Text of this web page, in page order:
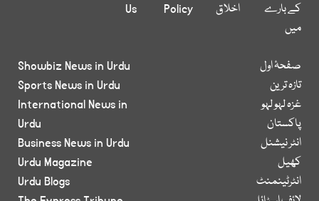
کے بارے
میں
اخلاق
Policy
Us
صفحۂ اول
تازہ ترین
غزہ لہو لہو
پاکستان
انٹر نیشنل
کھیل
انٹرٹینمنٹ
Showbiz News in Urdu
Sports News in Urdu
International News in
Urdu
Business News in Urdu
Urdu Magazine
Urdu Blogs